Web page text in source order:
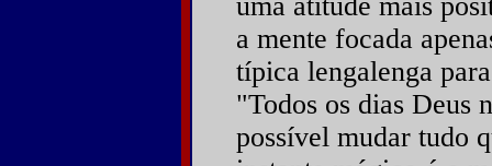
a mente focada
típica lengalenga
"Todos os dias Deus
possível mudar tudo